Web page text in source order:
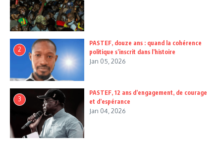
2
PASTEF, douze ans : quand la cohérence
politique s’inscrit dans l’histoire
Jan 05, 2026
3
PASTEF, 12 ans d’engagement, de courage
et d’espérance
Jan 04, 2026